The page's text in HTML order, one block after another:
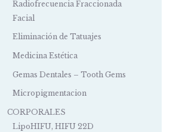
Radiofrecuencia Fraccionada
Facial
Eliminación de Tatuajes
Medicina Estética
Gemas Dentales – Tooth Gems
Micropigmentacion
CORPORALES
LipoHIFU, HIFU 22D